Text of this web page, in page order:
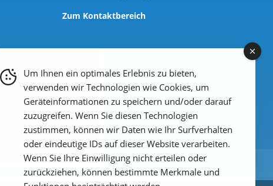
Zum Kontaktbereich
Um Ihnen ein optimales Erlebnis zu bieten,
verwenden wir Technologien wie Cookies, um
Geräteinformationen zu speichern und/oder darauf
zuzugreifen. Wenn Sie diesen Technologien
zustimmen, können wir Daten wie Ihr Surfverhalten
oder eindeutige IDs auf dieser Website verarbeiten.
Wenn Sie Ihre Einwilligung nicht erteilen oder
zurückziehen, können bestimmte Merkmale und